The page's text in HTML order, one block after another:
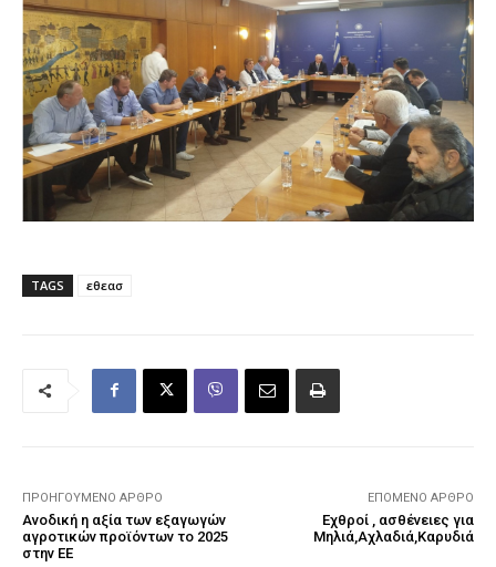
TAGS εθεασ
ΠΡΟΗΓΟΎΜΕΝΟ ΆΡΘΡΟ
Ανοδική η αξία των εξαγωγών
αγροτικών προϊόντων το 2025
στην ΕΕ
ΕΠΌΜΕΝΟ ΆΡΘΡΟ
Εχθροί , ασθένειες για
Μηλιά,Αχλαδιά,Καρυδιά